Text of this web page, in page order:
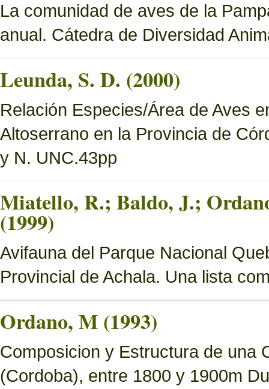
La comunidad de aves de la
anual. Cátedra de Diversidad
Leunda, S. D. (2000)
Relación Especies/Área de Aves
Altoserrano en la Provincia de
y N. UNC.43pp
Miatello, R.; Baldo, J.;
(1999)
Avifauna del Parque Nacional
Provincial de Achala. Una lista
Ordano, M (1993)
Composicion y Estructura de una
(Cordoba), entre 1800 y 1900m